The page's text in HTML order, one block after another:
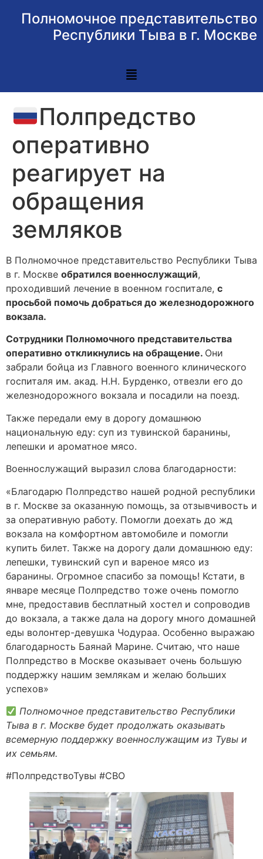
Полномочное представительство
Республики Тыва в г. Москве
Полпредство
оперативно
реагирует на
обращения
земляков
В Полномочное представительство Республики Тыва
в г. Москве обратился военнослужащий,
проходивший лечение в военном госпитале, с
просьбой помочь добраться до железнодорожного
вокзала.
Сотрудники Полномочного представительства
оперативно откликнулись на обращение. Они
забрали бойца из Главного военного клинического
госпиталя им. акад. Н.Н. Бурденко, отвезли его до
железнодорожного вокзала и посадили на поезд.
Также передали ему в дорогу домашнюю
национальную еду: суп из тувинской баранины,
лепешки и ароматное мясо.
Военнослужащий выразил слова благодарности:
«Благодарю Полпредство нашей родной республики
в г. Москве за оказанную помощь, за отзывчивость и
за оперативную работу. Помогли доехать до жд
вокзала на комфортном автомобиле и помогли
купить билет. Также на дорогу дали домашнюю еду:
лепешки, тувинский суп и вареное мясо из
баранины. Огромное спасибо за помощь! Кстати, в
январе месяце Полпредство тоже очень помогло
мне, предоставив бесплатный хостел и сопроводив
до вокзала, а также дала на дорогу много домашней
еды волонтер-девушка Чодураа. Особенно выражаю
благодарность Баянай Марине. Считаю, что наше
Полпредство в Москве оказывает очень большую
поддержку нашим землякам и желаю больших
успехов»
Полномочное представительство Республики
Тыва в г. Москве будет продолжать оказывать
всемерную поддержку военнослужащим из Тувы и
их семьям.
#ПолпредствоТувы #СВО